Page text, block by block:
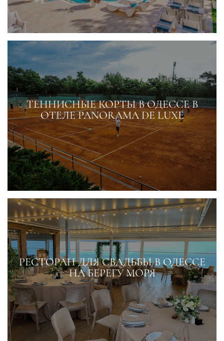
ТЕННИСНЫЕ КОРТЫ В ОДЕССЕ В
ОТЕЛЕ PANORAMA DE LUXE
РЕСТОРАН ДЛЯ СВАДЬБЫ В ОДЕССЕ
НА БЕРЕГУ МОРЯ